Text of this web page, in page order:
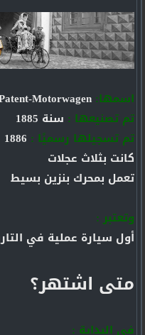
اسمها: Benz Patent-Motorwagen
تم تصنيعها : سنة 1885
تم تسجيلها رسميًا :
كانت بثلاث عجلات
تعمل بمحرك بنزين بسيط
وتعتبر :
أول سيارة عملية في
متى اشتهر؟
في البداية :